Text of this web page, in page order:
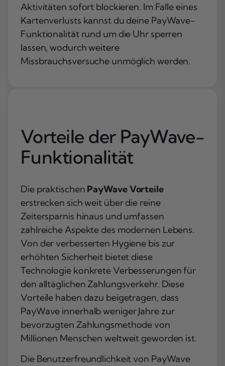
Aktivitäten sofort blockieren. Im Falle eines
Kartenverlusts kannst du deine PayWave-
Funktionalität rund um die Uhr sperren
lassen, wodurch weitere
Missbrauchsversuche unmöglich werden.
Vorteile der PayWave-
Funktionalität
Die praktischen PayWave Vorteile
erstrecken sich weit über die reine
Zeitersparnis hinaus und umfassen
zahlreiche Aspekte des modernen Lebens.
Von der verbesserten Hygiene bis zur
erhöhten Sicherheit bietet diese
Technologie konkrete Verbesserungen für
den alltäglichen Zahlungsverkehr. Diese
Vorteile haben dazu beigetragen, dass
PayWave innerhalb weniger Jahre zur
bevorzugten Zahlungsmethode von
Millionen Menschen weltweit geworden ist.
Die Benutzerfreundlichkeit von PayWave